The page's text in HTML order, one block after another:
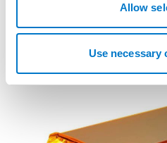
Allow
Use necessary